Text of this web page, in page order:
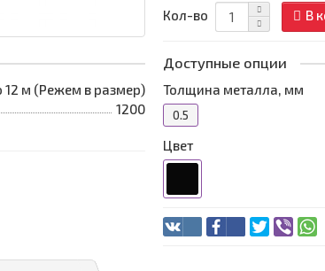
12 м (Режем в размер)
1200
Кол-во В
Доступные опции
Толщина металла, мм
0.5
Цвет